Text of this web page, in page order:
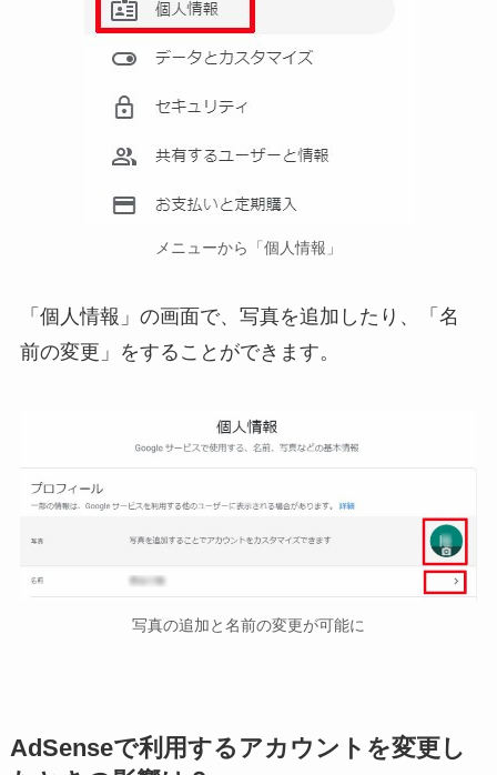
メニューから「個人情報」
「個人情報」の画面で、写真を追加したり、「名
前の変更」をすることができます。
写真の追加と名前の変更が可能に
AdSenseで利用するアカウントを変更し